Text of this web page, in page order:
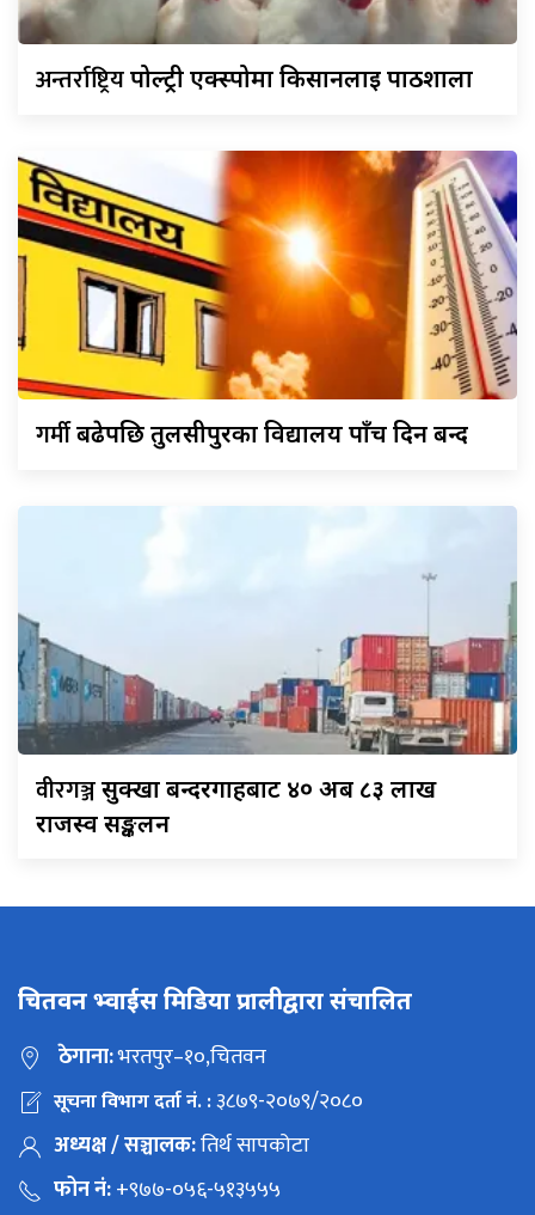
अन्तर्राष्ट्रियपोल्ट्री एक्स्पोमा किसानलाई पाठशाला
गर्मीबढेपछि तुलसीपुरका विद्यालय पाँच दिन बन्द
वीरगञ्जसुक्खा बन्दरगाहबाट ४० अर्ब ८३ लाख
राजस्व सङ्कलन
चितवन भ्वाईस मिडिया प्रालीद्वारा संचालित
ठेगाना:भरतपुर–१०,चितवन
सूचना विभाग दर्ता नं. :३८७९-२०७९/२०८०
अध्यक्ष / सञ्चालक:तिर्थ सापकोटा
फोन नं:+९७७-०५६-५१३५५५